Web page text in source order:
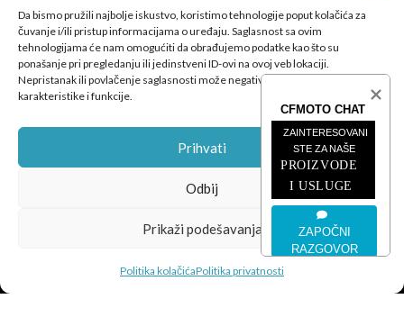
Da bismo pružili najbolje iskustvo, koristimo tehnologije poput kolačića za
čuvanje i/ili pristup informacijama o uređaju. Saglasnost sa ovim
tehnologijama će nam omogućiti da obrađujemo podatke kao što su
ponašanje pri pregledanju ili jedinstveni ID-ovi na ovoj veb lokaciji.
Nepristanak ili povlačenje saglasnosti može negativno uticati na određene
karakteristike i funkcije.
Prihvati
Odbij
Prikaži podešavanja
Politika kolačićaPolitika privatnosti
svakoj vožnji.
POSLJEDNJE SA BLOGA
CFMOTO© 2026SEO Team
CFMOTO CHAT
ZAINTERESOVANI
STE ZA NAŠE
ZAPOČNI
RAZGOVOR
PROIZVODE
I USLUGE